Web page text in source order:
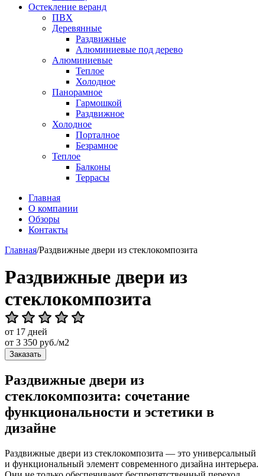
Остекление веранд
ПВХ
Деревянные
Раздвижные
Алюминиевые под дерево
Алюминиевые
Теплое
Холодное
Панорамное
Гармошкой
Раздвижное
Холодное
Порталное
Безрамное
Теплое
Балконы
Террасы
Главная
О компании
Обзоры
Контакты
Главная/Раздвижные двери из стеклокомпозита
Раздвижные двери из
стеклокомпозита
от 17 дней
от 3 350 руб./м2
Заказать
Раздвижные двери из
стеклокомпозита: сочетание
функциональности и эстетики в
дизайне
Раздвижные двери из стеклокомпозита — это универсальный
и функциональный элемент современного дизайна интерьера.